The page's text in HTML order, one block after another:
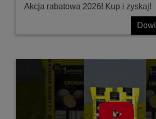
Akcja rabatowa 2026! Kup i zyskaj!